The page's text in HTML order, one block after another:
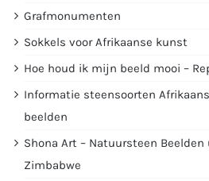
Grafmonumenten
Sokkels voor Afrikaanse kunst
Hoe houd ik mijn beeld mooi –
Informatie steensoorten
beelden
Shona Art – Natuursteen Beelden
Zimbabwe